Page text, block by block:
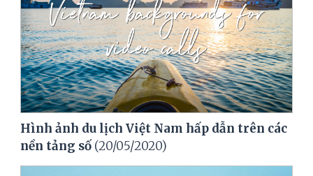
Hình ảnh du lịch Việt Nam hấp dẫn trên các
nền tảng số (20/05/2020)